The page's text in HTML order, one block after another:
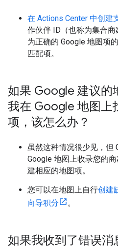
在 Actions Center 中创建
作伙伴 ID（也称为集合
为正确的 Google 地图项
匹配项。
如果 Google 建议的
我在 Google 地图上
项，该怎么办？
虽然这种情况很少见，但
Google 地图上收录您的
建相应的地图项。
您可以在地图上自行创建
向导积分
。
如果我收到了错误消